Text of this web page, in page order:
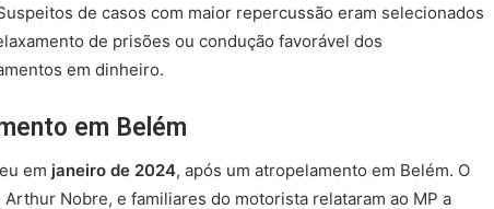
de casos com maior repercussão eram selecionados
de prisões ou condução favorável dos
em dinheiro.
em Belém
em janeiro de 2024, após um atropelamento em Belém. O
Nobre, e familiares do motorista relataram ao MP a